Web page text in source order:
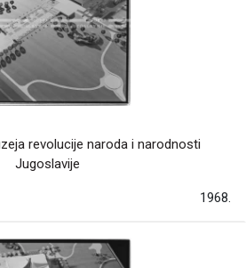
revolucije naroda i narodnosti
Jugoslavije
1968.